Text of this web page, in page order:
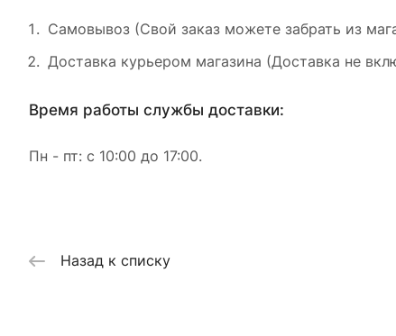
Самовывоз (Свой заказ можете забрать из
Доставка курьером магазина (Доставка не
Время работы службы доставки:
Пн - пт: с 10:00 до 17:00.
Назад к списку